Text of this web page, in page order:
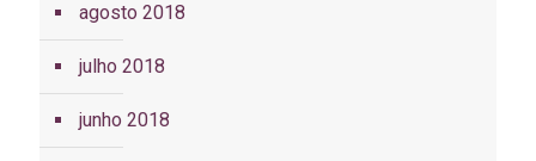
agosto 2018
julho 2018
junho 2018